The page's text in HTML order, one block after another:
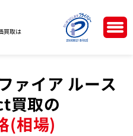
買取は
ァイア ルース
買取の
(相場)